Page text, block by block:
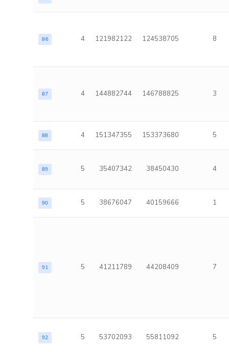
86 4 121982122 124538705 8
87 4 144882744 146788825 3
88 4 151347355 153373680 5
89 5 35407342 38450430 4
90 5 38676047 40159666 1
91 5 41211789 44208409 7
92 5 53702093 55811092 5